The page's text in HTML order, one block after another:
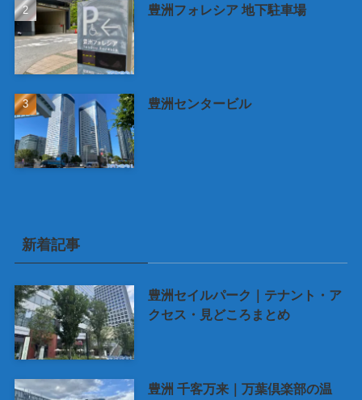
豊洲フォレシア 地下駐車場
豊洲センタービル
新着記事
豊洲セイルパーク｜テナント・ア
クセス・見どころまとめ
豊洲 千客万来｜万葉倶楽部の温